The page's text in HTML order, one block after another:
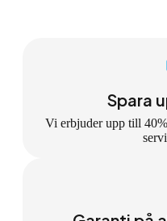
Spara
Vi erbjuder upp till